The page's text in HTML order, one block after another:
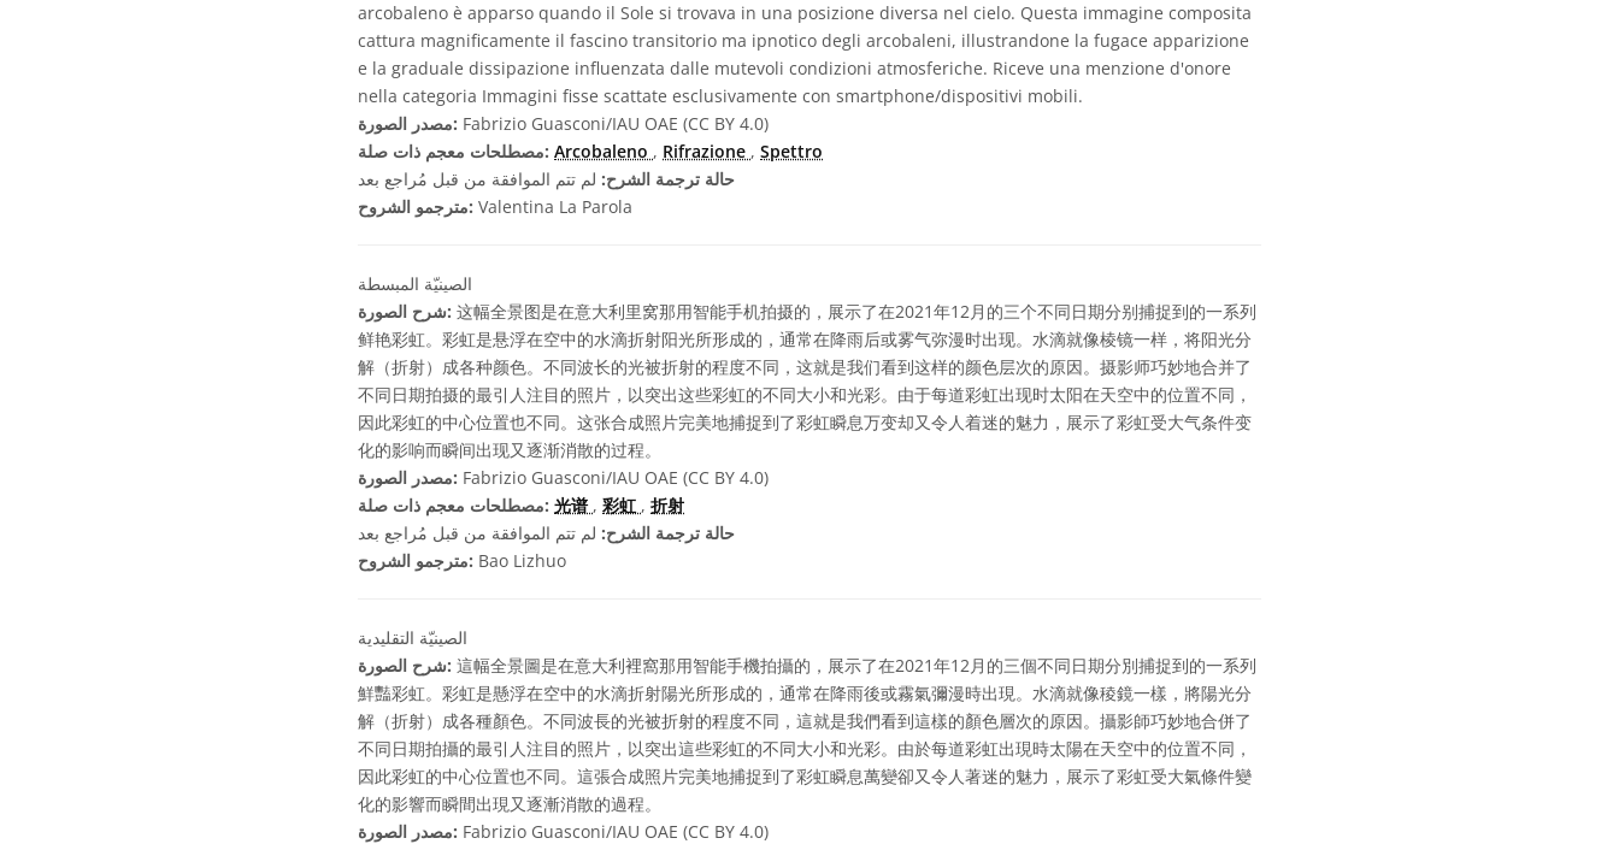
arcobaleno è apparso quando il Sole si trovava in una posizione diversa nel cielo. Questa immagine composita
cattura magnificamente il fascino transitorio ma ipnotico degli arcobaleni, illustrandone la fugace apparizione
e la graduale dissipazione influenzata dalle mutevoli condizioni atmosferiche. Riceve una menzione d'onore
nella categoria Immagini fisse scattate esclusivamente con smartphone/dispositivi mobili.
مصدر الصورة: Fabrizio Guasconi/IAU OAE (CC BY 4.0)
مصطلحات معجم ذات صلة: Arcobaleno , Rifrazione , Spettro
حالة ترجمة الشرح: لم تتم الموافقة من قبل مُراجع بعد
مترجمو الشروح: Valentina La Parola
الصينيّة المبسطة
شرح الصورة: 这幅全景图是在意大利里窝那用智能手机拍摄的，展示了在2021年12月的三个不同日期分别捕捉到的一系列
鲜艳彩虹。彩虹是悬浮在空中的水滴折射阳光所形成的，通常在降雨后或雾气弥漫时出现。水滴就像棱镜一样，将阳光分
解（折射）成各种颜色。不同波长的光被折射的程度不同，这就是我们看到这样的颜色层次的原因。摄影师巧妙地合并了
不同日期拍摄的最引人注目的照片，以突出这些彩虹的不同大小和光彩。由于每道彩虹出现时太阳在天空中的位置不同，
因此彩虹的中心位置也不同。这张合成照片完美地捕捉到了彩虹瞬息万变却又令人着迷的魅力，展示了彩虹受大气条件变
化的影响而瞬间出现又逐渐消散的过程。
مصدر الصورة: Fabrizio Guasconi/IAU OAE (CC BY 4.0)
مصطلحات معجم ذات صلة: 光谱 , 彩虹 , 折射
حالة ترجمة الشرح: لم تتم الموافقة من قبل مُراجع بعد
مترجمو الشروح: Bao Lizhuo
الصينيّة التقليدية
شرح الصورة: 這幅全景圖是在意大利裡窩那用智能手機拍攝的，展示了在2021年12月的三個不同日期分別捕捉到的一系列
鮮豔彩虹。彩虹是懸浮在空中的水滴折射陽光所形成的，通常在降雨後或霧氣彌漫時出現。水滴就像稜鏡一樣，將陽光分
解（折射）成各種顏色。不同波長的光被折射的程度不同，這就是我們看到這樣的顏色層次的原因。攝影師巧妙地合併了
不同日期拍攝的最引人注目的照片，以突出這些彩虹的不同大小和光彩。由於每道彩虹出現時太陽在天空中的位置不同，
因此彩虹的中心位置也不同。這張合成照片完美地捕捉到了彩虹瞬息萬變卻又令人著迷的魅力，展示了彩虹受大氣條件變
化的影響而瞬間出現又逐漸消散的過程。
مصدر الصورة: Fabrizio Guasconi/IAU OAE (CC BY 4.0)